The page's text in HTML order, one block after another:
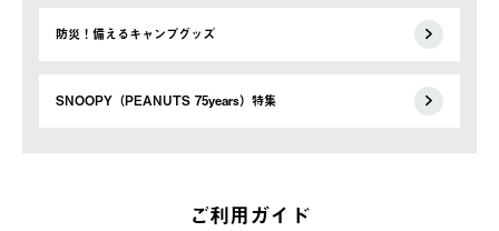
防災！備えるキャンプグッズ
SNOOPY（PEANUTS 75years）特集
ご利用ガイド